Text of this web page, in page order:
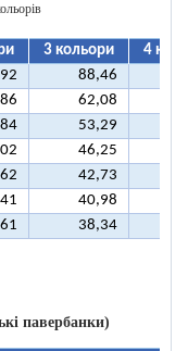
3 кольори
4
88,46
62,08
53,29
46,25
42,73
40,98
38,34
павербанки)